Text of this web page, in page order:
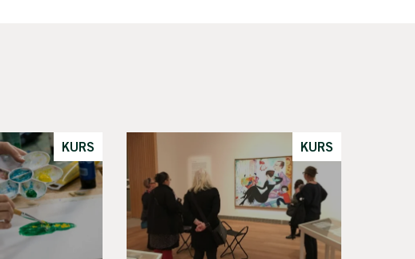
KURS KURS